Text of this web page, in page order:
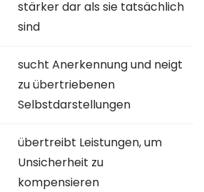
stärker dar als sie tatsächlich
sind
sucht Anerkennung und neigt
zu übertriebenen
Selbstdarstellungen
übertreibt Leistungen, um
Unsicherheit zu
kompensieren